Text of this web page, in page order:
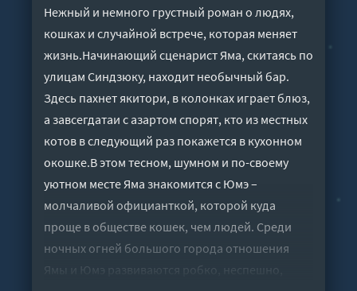
Нежный и немного грустный роман о людях,
кошках и случайной встрече, которая меняет
жизнь.Начинающий сценарист Яма, скитаясь по
улицам Синдзюку, находит необычный бар.
Здесь пахнет якитори, в колонках играет блюз,
а завсегдатаи с азартом спорят, кто из местных
котов в следующий раз покажется в кухонном
окошке.В этом тесном, шумном и по-своему
уютном месте Яма знакомится с Юмэ –
молчаливой официанткой, которой куда
проще в обществе кошек, чем людей. Среди
ночных огней большого города отношения
Ямы и Юмэ развиваются робко, неспешно,